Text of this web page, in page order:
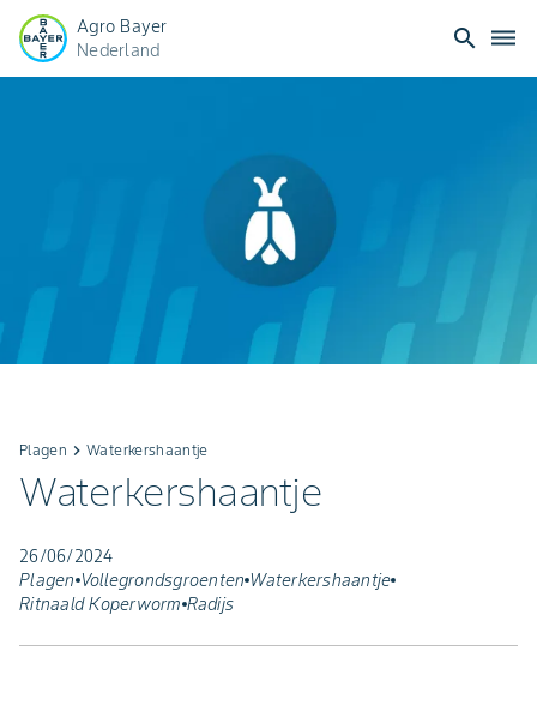
Agro Bayer
Nederland
search dehaze
Plagen keyboard_arrow_rightWaterkershaantje
Waterkershaantje
26/06/2024
Plagen Vollegrondsgroenten Waterkershaantje
Ritnaald Koperworm Radijs